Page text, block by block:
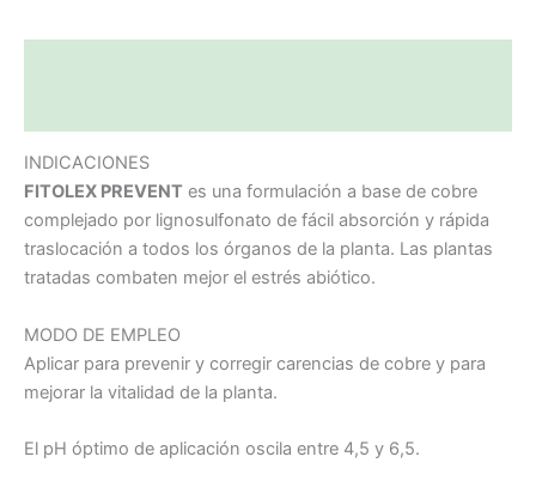
INDICACIONES
FITOLEX PREVENT es una formulación a base de cobre
complejado por lignosulfonato de fácil absorción y rápida
traslocación a todos los órganos de la planta. Las plantas
tratadas combaten mejor el estrés abiótico.
MODO DE EMPLEO
Aplicar para prevenir y corregir carencias de cobre y para
mejorar la vitalidad de la planta.
El pH óptimo de aplicación oscila entre 4,5 y 6,5.